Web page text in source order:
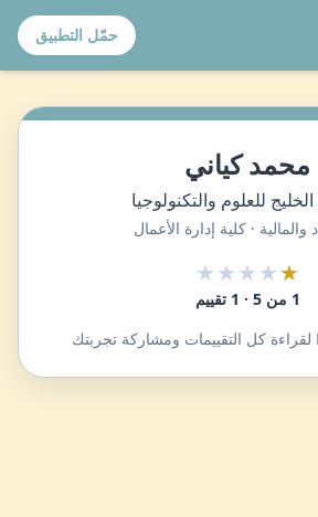
حمّل التطبيق
محمد كياني
للعلوم والتكنولوجيا
والمالية · كلية إدارة الأعمال
★
★★★★
1 من 5 · 1 تقييم